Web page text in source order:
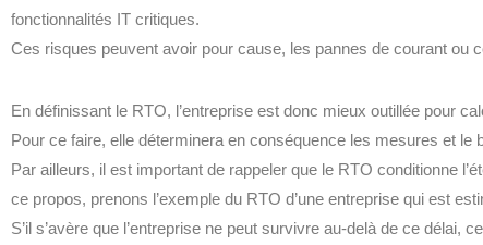
fonctionnalités IT critiques.
Ces risques peuvent avoir pour cause, les pannes de courant ou
En définissant le RTO, l’entreprise est donc mieux outillée pour
Pour ce faire, elle déterminera en conséquence les mesures et
Par ailleurs, il est important de rappeler que le RTO conditionne
ce propos, prenons l’exemple du RTO d’une entreprise qui est
S’il s’avère que l’entreprise ne peut survivre au-delà de ce délai,